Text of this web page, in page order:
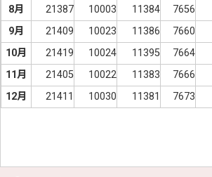
8月
21387 10003 11384 7656
9月
21409 10023 11386 7660
10月
21419 10024 11395 7664
11月
21405 10022 11383 7666
12月
21411 10030 11381 7673